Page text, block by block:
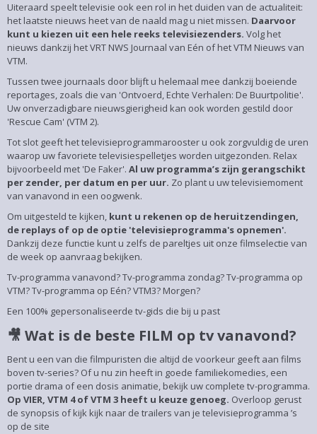
Uiteraard speelt televisie ook een rol in het duiden van de actualiteit:
het laatste nieuws heet van de naald mag u niet missen. Daarvoor
kunt u kiezen uit een hele reeks televisiezenders. Volg het
nieuws dankzij het VRT NWS Journaal van Eén of het VTM Nieuws van
VTM.
Tussen twee journaals door blijft u helemaal mee dankzij boeiende
reportages, zoals die van 'Ontvoerd, Echte Verhalen: De Buurtpolitie'.
Uw onverzadigbare nieuwsgierigheid kan ook worden gestild door
'Rescue Cam' (VTM 2).
Tot slot geeft het televisieprogrammarooster u ook zorgvuldig de uren
waarop uw favoriete televisiespelletjes worden uitgezonden. Relax
bijvoorbeeld met 'De Faker'. Al uw programma’s zijn gerangschikt
per zender, per datum en per uur. Zo plant u uw televisiemoment
van vanavond in een oogwenk.
Om uitgesteld te kijken, kunt u rekenen op de heruitzendingen,
de replays of op de optie 'televisieprogramma's opnemen'.
Dankzij deze functie kunt u zelfs de pareltjes uit onze filmselectie van
de week op aanvraag bekijken.
Tv-programma vanavond? Tv-programma zondag? Tv-programma op
VTM? Tv-programma op Eén? VTM3? Morgen?
Een 100% gepersonaliseerde tv-gids die bij u past
🎥 Wat is de beste FILM op tv vanavond?
Bent u een van die filmpuristen die altijd de voorkeur geeft aan films
boven tv-series? Of u nu zin heeft in goede familiekomedies, een
portie drama of een dosis animatie, bekijk uw complete tv-programma.
Op VIER, VTM 4 of VTM 3 heeft u keuze genoeg. Overloop gerust
de synopsis of kijk kijk naar de trailers van je televisieprogramma ’s
op de site